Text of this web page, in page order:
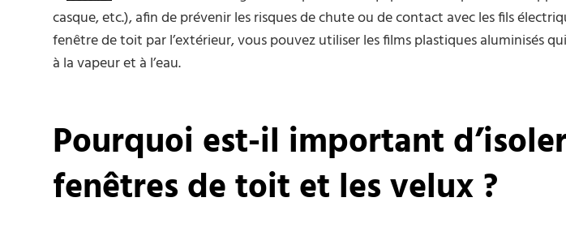
casque, etc.), afin de prévenir les risques de chute ou de contact avec les fils
fenêtre de toit par l’extérieur, vous pouvez utiliser les films plastiques aluminisés
à la vapeur et à l’eau.
Pourquoi est-il important
fenêtres de toit et les velux ?